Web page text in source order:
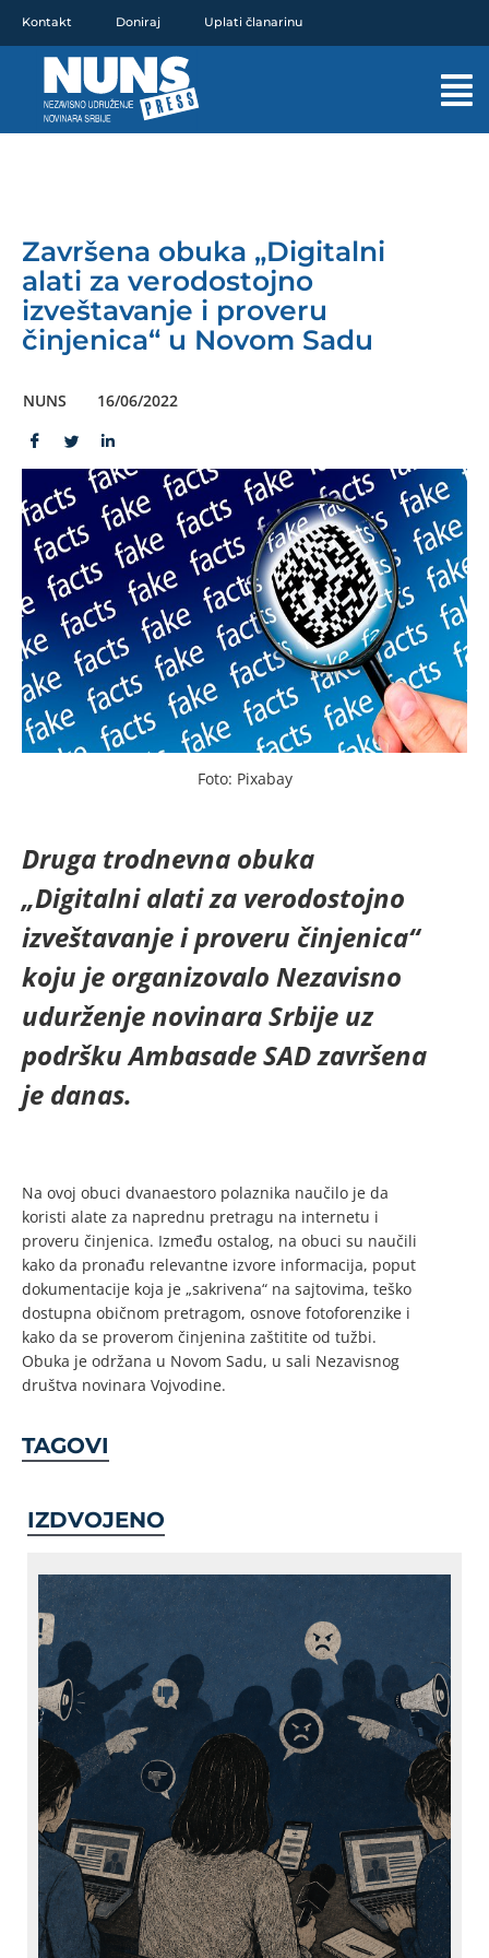
sadržaj
Kontakt Doniraj Uplati članarinu
Završena obuka „Digitalni
alati za verodostojno
izveštavanje i proveru
činjenica“ u Novom Sadu
NUNS 16/06/2022
Foto: Pixabay
Druga trodnevna obuka
„Digitalni alati za verodostojno
izveštavanje i proveru činjenica“
koju je organizovalo Nezavisno
udurženje novinara Srbije uz
podršku Ambasade SAD završena
je danas.
Na ovoj obuci dvanaestoro polaznika naučilo je da
koristi alate za naprednu pretragu na internetu i
proveru činjenica. Između ostalog, na obuci su naučili
kako da pronađu relevantne izvore informacija, poput
dokumentacije koja je „sakrivena“ na sajtovima, teško
dostupna običnom pretragom, osnove fotoforenzike i
kako da se proverom činjenina zaštitite od tužbi.
Obuka je održana u Novom Sadu, u sali Nezavisnog
društva novinara Vojvodine.
TAGOVI
IZDVOJENO